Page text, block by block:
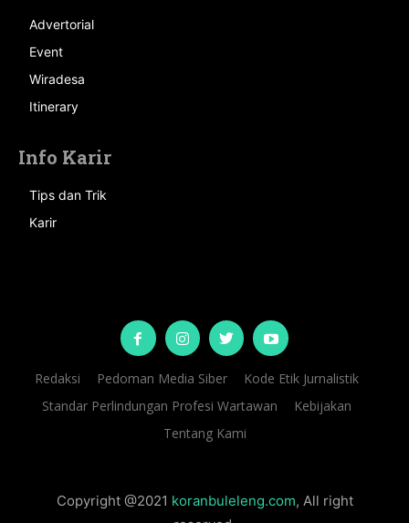
Advertorial
Event
Wiradesa
Itinerary
Info Karir
Tips dan Trik
Karir
Redaksi Pedoman Media Siber
Kode Etik Jurnalistik
Standar Perlindungan Profesi Wartawan
Kebijakan
Tentang Kami
Copyright @2021 koranbuleleng.com, All right